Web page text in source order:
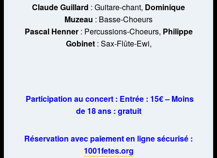
Claude Guillard : Guitare-chant, Dominique
Muzeau : Basse-Choeurs
Pascal Henner: Percussions-Choeurs, Philippe
Gobinet: Sax-Flûte-Ewi,
Participation au concert : Entrée : 15€– Moins
de 18 ans : gratuit
Réservation avec paiement en ligne sécurisé :
1001fetes.org